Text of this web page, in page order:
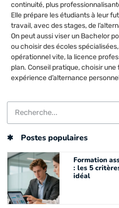
continuité, plus
Elle prépare les étudiants à leur
travail, avec des stages, de
On peut aussi viser un Bachelor
ou choisir des écoles
opérationnel vite, la licence
plan. Conseil pratique, choisir
expérience d’alternance
Postes populaires
Formation
: les 5
idéal